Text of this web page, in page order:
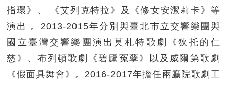
指環》、 《艾列克特拉》及《修女安潔莉卡》等
演出 。2013-2015年分別與臺北市立交響樂團與
國立臺灣交響樂團演出莫札特歌劇《狄托的仁
慈》、布列頓歌劇《碧廬冤孽》以及威爾第歌劇
《假面具舞會》。2016-2017年擔任兩廳院歌劇工